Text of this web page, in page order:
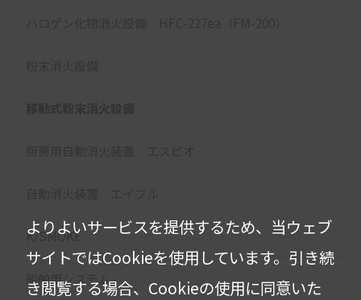
K/SMOKE
船舶用システム
よりよいサービスを提供するため、当ウェブ
サイトではCookieを使用しています。 引き続
き閲覧する場合、Cookieの使用に同意いた